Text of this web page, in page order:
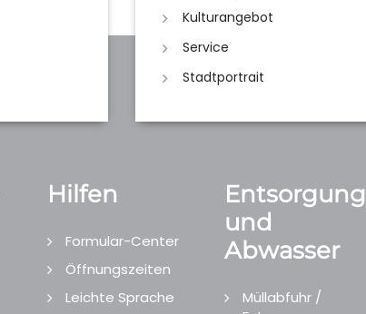
Kulturangebot
Service
Stadtportrait
Hilfen
Formular-Center
Öffnungszeiten
Leichte Sprache
Entsorgung
und
Abwasser
Müllabfuhr /